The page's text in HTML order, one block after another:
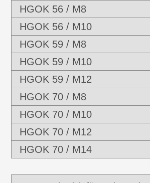
HGOK 56 / M8
HGOK 56 / M10
HGOK 59 / M8
HGOK 59 / M10
HGOK 59 / M12
HGOK 70 / M8
HGOK 70 / M10
HGOK 70 / M12
HGOK 70 / M14